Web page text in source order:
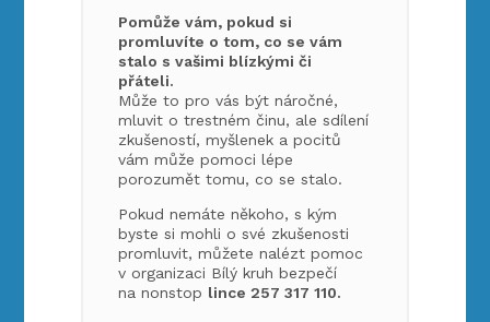
Pomůže vám, pokud si
promluvíte o tom, co se vám
stalo s vašimi blízkými či
přáteli.
Může to pro vás být náročné,
mluvit o trestném činu, ale sdílení
zkušeností, myšlenek a pocitů
vám může pomoci lépe
porozumět tomu, co se stalo.
Pokud nemáte někoho, s kým
byste si mohli o své zkušenosti
promluvit, můžete nalézt pomoc
v organizaci Bílý kruh bezpečí
na nonstop lince 257 317 110.